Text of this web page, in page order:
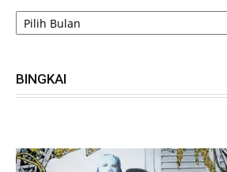
ARSIP
BINGKAI